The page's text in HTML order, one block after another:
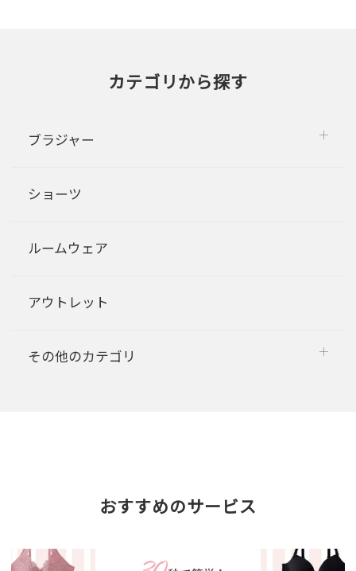
カテゴリから探す
ブラジャー
ショーツ
ルームウェア
アウトレット
その他のカテゴリ
おすすめのサービス